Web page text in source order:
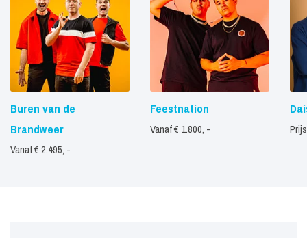
Buren van de
Brandweer
Vanaf € 2.495, -
Feestnation
Vanaf € 1.800, -